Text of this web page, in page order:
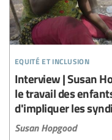
equité et inclusion
Interview | Susan
le travail des
d'impliquer les
Susan Hopgood